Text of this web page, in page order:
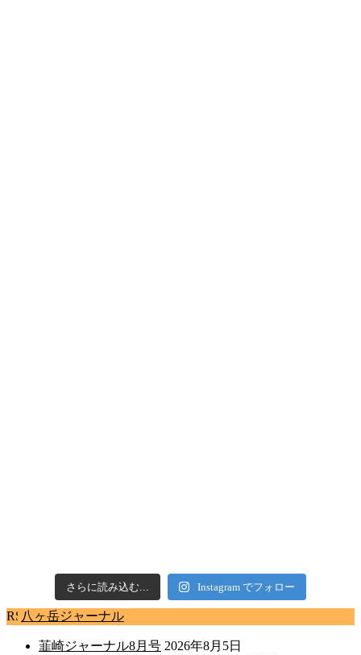
さらに読み込む... Instagram でフォロー
八ヶ岳ジャーナル
韮崎ジャーナル8月号 2026年8月5日